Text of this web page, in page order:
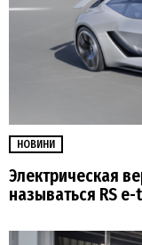
НОВИНИ
Электрическая
называться RS